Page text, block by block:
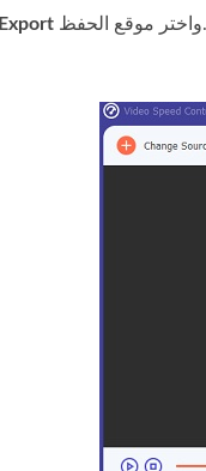
Export
واختر موقع الحفظ.